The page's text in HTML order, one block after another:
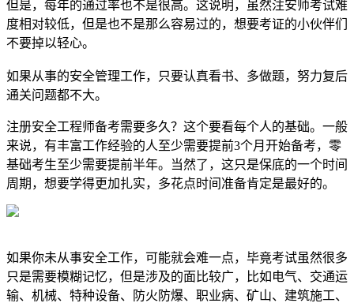
但是，每年的通过率也不是很高。这说明，虽然注安师考试难
度相对较低，但是也不是那么容易过的，想要考证的小伙伴们
不要掉以轻心。
如果从事的安全管理工作，只要认真看书、多做题，努力复后
通关问题都不大。
注册安全工程师备考需要多久？这个要看每个人的基础。一般
来说，有丰富工作经验的人至少需要提前3个月开始备考，零
基础考生至少需要提前半年。当然了，这只是保底的一个时间
周期，想要学得更加扎实，多花点时间准备肯定是最好的。
如果你未从事安全工作，可能就会难一点，毕竟考试虽然很多
只是需要模糊记忆，但是涉及的面比较广，比如电气、交通运
输、机械、特种设备、防火防爆、职业病、矿山、建筑施工、